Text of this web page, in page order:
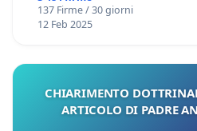
137 Firme / 30 giorni
12 Feb 2025
CHIARIMENTO
ARTICOLO DI PADRE